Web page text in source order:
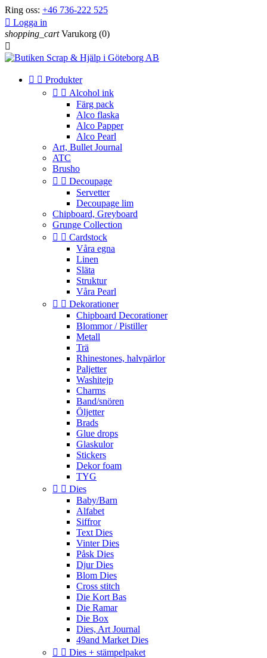
Ring oss: +46 736-222 525
 Logga in
shopping_cart Varukorg (0)

  Produkter
  Alcohol ink
Färg pack
Alco flaska
Alco Papper
Alco Pearl
Art, Bullet Journal
ATC
Brusho
  Decoupage
Servetter
Decoupage lim
Chipboard, Greyboard
Grunge Collection
  Cardstock
Våra egna
Linen
Släta
Struktur
Våra Pearl
  Dekorationer
Chipboard Decorationer
Blommor / Pistiller
Metall
Trä
Rhinestones, halvpärlor
Paljetter
Washitejp
Charms
Band/snören
Öljetter
Brads
Glue drops
Glaskulor
Stickers
Dekor foam
TYG
  Dies
Baby/Barn
Alfabet
Siffror
Text Dies
Vinter Dies
Påsk Dies
Djur Dies
Blom Dies
Cross stitch
Die Kort Bas
Die Ramar
Die Box
Dies, Art Journal
49and Market Dies
  Dies + stämpelpaket